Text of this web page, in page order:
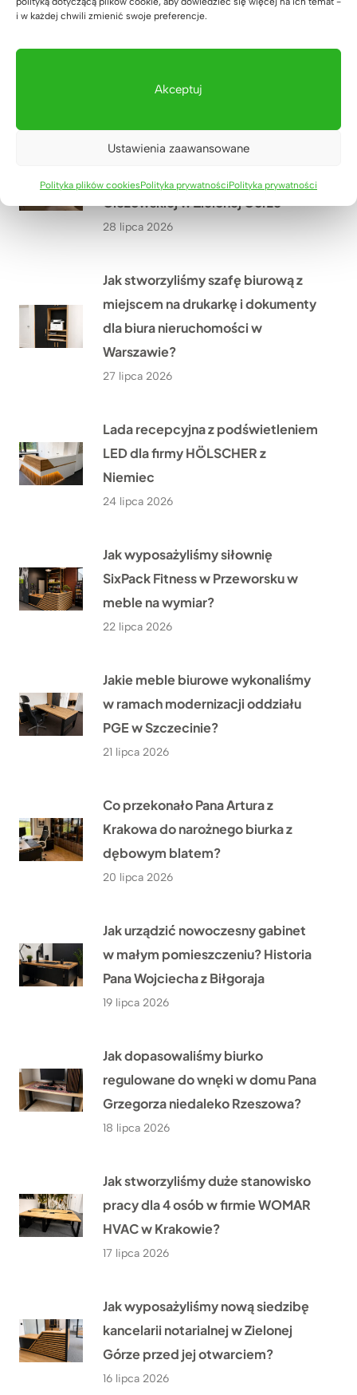
i w każdej chwili zmienić swoje preferencje.
Akceptuj
Ustawienia zaawansowane
Polityka plików cookiesPolityka prywatnościPolityka prywatności
Academy w Biłgoraju – przestrzeń,
Meble biurowe dla Kancelarii
Adwokackiej Adwokat Marty
Giezowskiej w Zielonej Górze
28 lipca 2026
Jak stworzyliśmy szafę biurową z
miejscem na drukarkę i dokumenty
dla biura nieruchomości w
Warszawie?
27 lipca 2026
Lada recepcyjna z podświetleniem
LED dla firmy HÖLSCHER z
Niemiec
24 lipca 2026
Jak wyposażyliśmy siłownię
SixPack Fitness w Przeworsku w
meble na wymiar?
22 lipca 2026
Jakie meble biurowe wykonaliśmy
w ramach modernizacji oddziału
PGE w Szczecinie?
21 lipca 2026
Co przekonało Pana Artura z
Krakowa do narożnego biurka z
dębowym blatem?
20 lipca 2026
Jak urządzić nowoczesny gabinet
w małym pomieszczeniu? Historia
Pana Wojciecha z Biłgoraja
19 lipca 2026
Jak dopasowaliśmy biurko
regulowane do wnęki w domu Pana
Grzegorza niedaleko Rzeszowa?
18 lipca 2026
Jak stworzyliśmy duże stanowisko
pracy dla 4 osób w firmie WOMAR
HVAC w Krakowie?
17 lipca 2026
Jak wyposażyliśmy nową siedzibę
kancelarii notarialnej w Zielonej
Górze przed jej otwarciem?
16 lipca 2026